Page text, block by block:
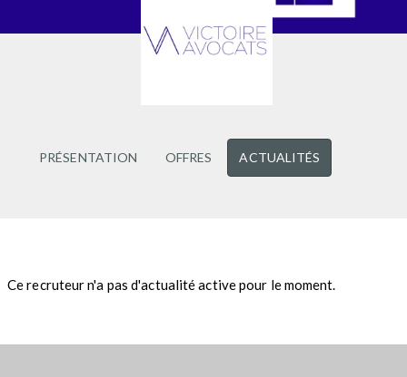
PRÉSENTATION OFFRES ACTUALITÉS
Ce recruteur n'a pas d'actualité active pour le moment.